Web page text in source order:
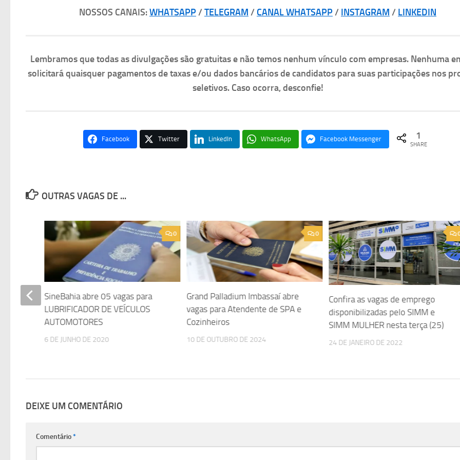
NOSSOS CANAIS:WHATSAPP/ TELEGRAM / CANAL WHATSAPP/ INSTAGRAM / LINKEDIN
Lembramos que todas as divulgações são gratuitas e não temos nenhum vínculo com empresas. Nenhuma
solicitará quaisquer pagamentos de taxas e/ou dados bancários de candidatos para suas participações nos
seletivos. Caso ocorra, desconfie!
Facebook Twitter LinkedIn WhatsApp Facebook Messenger 1
SHARE
OUTRAS VAGAS DE ...
0
Grand Palladium Imbassaí abre
vagas para Atendente de SPA e
Cozinheiros
10 DE OUTUBRO DE 2024
Confira as vagas de emprego
disponibilizadas pelo SIMM e
SIMM MULHER nesta terça (25)
24 DE JANEIRO DE 2022
0
SineBahia abre 05 vagas para
LUBRIFICADOR DE VEÍCULOS
AUTOMOTORES
6 DE JUNHO DE 2020
DEIXE UM COMENTÁRIO
Comentário*